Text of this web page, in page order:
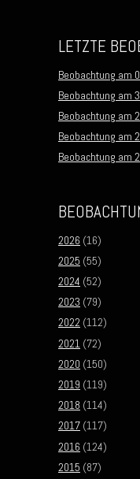
LETZTE
Beobachtung am
Beobachtung am
Beobachtung am
Beobachtung am
Beobachtung am
2026 (16)
2025 (55)
2024 (52)
2023 (79)
2022 (112)
2021 (72)
2020 (150)
2019 (119)
2018 (114)
2017 (117)
2016 (124)
2015 (87)